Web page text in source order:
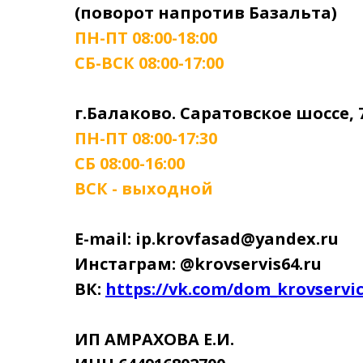
(поворот напротив Базальта)
ПН-ПТ 08:00-18:00
СБ-ВСК 08:00-17:00
г.Балаково. Саратовское шоссе,
ПН-ПТ 08:00-17:30
СБ 08:00-16:00
ВСК - выходной
E-mail: ip.krovfasad@yandex.ru
Инстаграм: @krovservis64.ru
ВК: https://vk.com/
ИП АМРАХОВА Е.И.